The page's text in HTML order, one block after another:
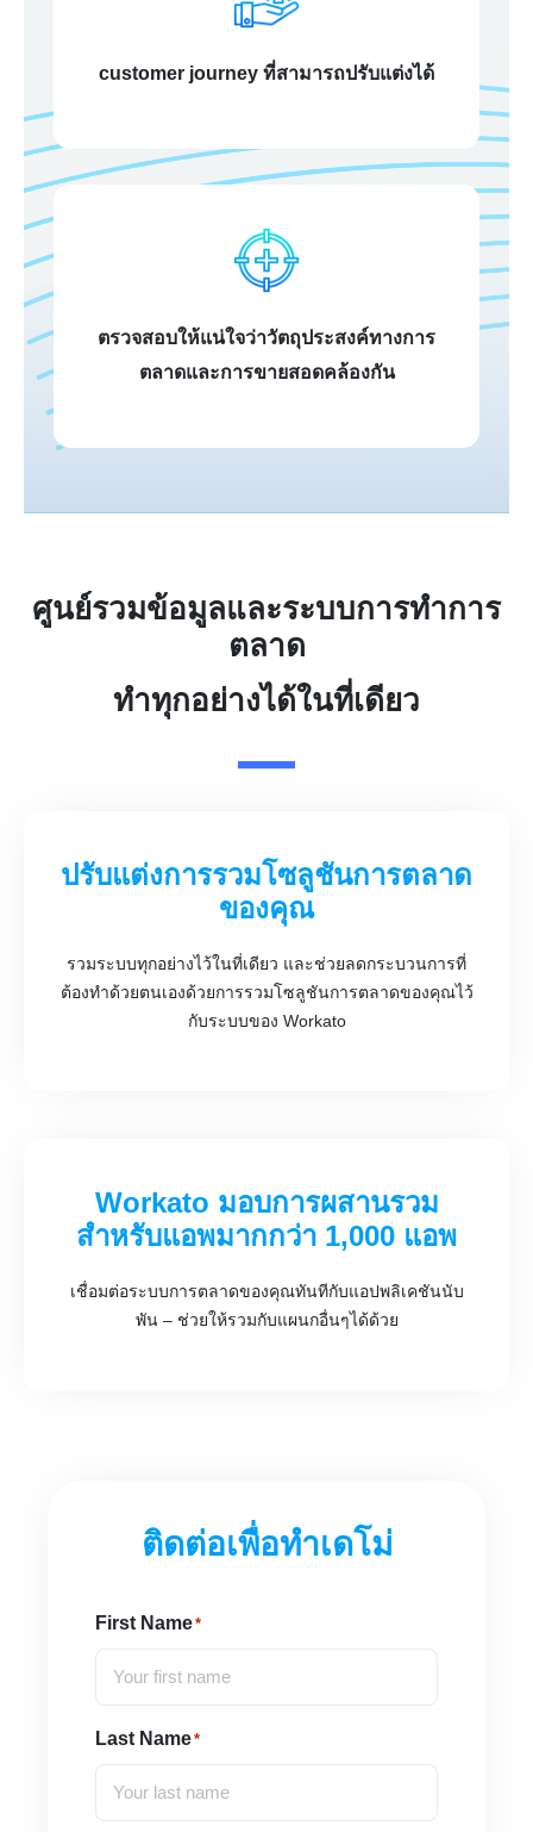
customer journey ที่สามารถปรับแต่งได้
ตรวจสอบให้แน่ใจว่าวัตถุประสงค์ทางการ
ตลาดและการขายสอดคล้องกัน
ศูนย์รวมข้อมูลและระบบการทำการ
ตลาด
ทำทุกอย่างได้ในที่เดียว
ปรับแต่งการรวมโซลูชันการตลาด
ของคุณ
รวมระบบทุกอย่างไว้ในที่เดียว และช่วยลดกระบวนการที่
ต้องทำด้วยตนเองด้วยการรวมโซลูชันการตลาดของคุณไว้
กับระบบของ Workato
Workato มอบการผสานรวม
สำหรับแอพมากกว่า 1,000 แอพ
เชื่อมต่อระบบการตลาดของคุณทันทีกับแอปพลิเคชันนับ
พัน – ช่วยให้รวมกับแผนกอื่นๆได้ด้วย
ติดต่อเพื่อทำเดโม่
First Name*
Last Name*